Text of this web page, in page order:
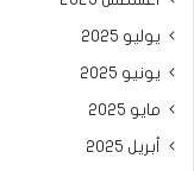
يوليو 2025
يونيو 2025
مايو 2025
أبريل 2025